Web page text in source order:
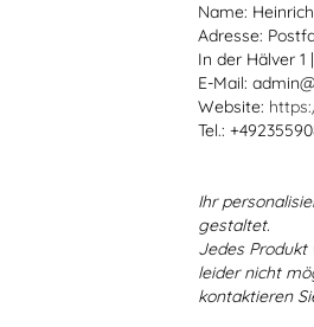
Name:
Adresse:
In der Hälver 1
E-Mail:
Website:
Tel.:
Ihr
gestaltet.
Jedes
leider nicht
kontaktieren